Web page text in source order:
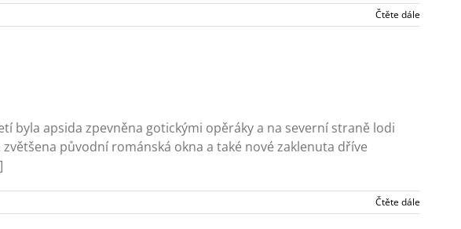
Čtěte dále
byla apsida zpevněna gotickými opěráky a na severní straně lodi
původní románská okna a také nové zaklenuta dříve
Čtěte dále